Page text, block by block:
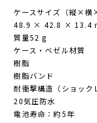
ケースサイズ（縦×横
48.9 × 42.8 × 13.4
質量52 g
ケース・ベゼル材質
樹脂
樹脂バンド
耐衝撃構造（ショック
20気圧防水
電池寿命：約5年